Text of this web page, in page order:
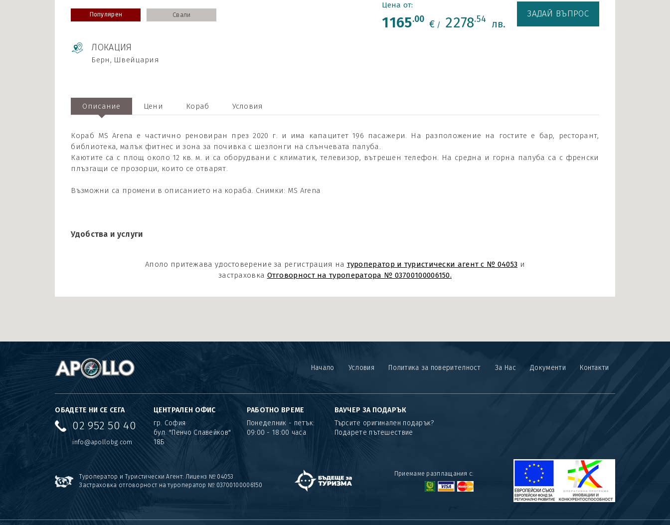
Популярен Свали ЗАДАЙ ВЪПРОС
Цена от:
1165.00 € / 2278.54 лв.
ЛОКАЦИЯ
Берн, Швейцария
Описание Цени Кораб Условия
Кораб MS Arena е частично реновиран през 2020 г. и има капацитет 196 пасажери. На разположение на гостите е бар, ресторант,
библиотека, малък фитнес и зона за почивка с шезлонги на слънчевата палуба.
Каютите са с площ около 12 кв. м. и са оборудвани с климатик, телевизор, вътрешен телефон. На средна и горна палуба са с френски
плъзгащи се прозорци, които се отварят.
Възможни са промени в описанието на кораба. Снимки: MS Arena
Удобства и услуги
Аполо притежава удостоверение за регистрация на туроператор и туристически агент с № 04053 и
застраховка Отговорност на туроператора № 03700100006150.
Начало Условия Политика за поверителност За Нас Документи Контакти
ОБАДЕТЕ НИ СЕ СЕГА
02 952 50 40
info@apollobg.com
ЦЕНТРАЛЕН ОФИС
гр. София
бул. "Пенчо Славейков"
18Б
РАБОТНО ВРЕМЕ
Понеделник - петък:
09:00 - 18:00 часа
ВАУЧЕР ЗА ПОДАРЪК
Търсите оригинален подарък?
Подарете пътешествие
Туроператор и Туристически Агент: Лиценз № 04053
Застраховка отговорност на туроператор № 03700100006150
Приемаме разплащания с: